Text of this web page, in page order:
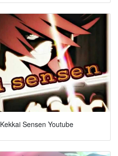
انطباع الحلقة 1 من Kekkai Sensen Youtube